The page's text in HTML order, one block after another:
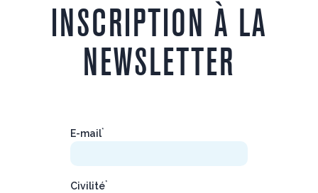
INSCRIPTION À LA
NEWSLETTER
E-mail*
Civilité*